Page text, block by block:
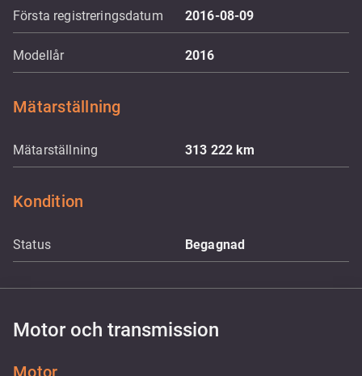
Första registreringsdatum 2016-08-09
Modellår 2016
Mätarställning
Mätarställning 313 222km
Kondition
Status Begagnad
Motor och transmission
Motor